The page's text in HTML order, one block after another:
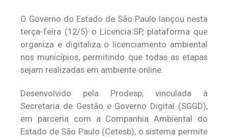
O Governo do Estado de São Paulo lançou nesta
terça-feira (12/5) o Licencia.SP, plataforma que
organiza e digitaliza o licenciamento ambiental
nos municípios, permitindo que todas as etapas
sejam realizadas em ambiente online.
Desenvolvido pela Prodesp, vinculada à
Secretaria de Gestão e Governo Digital (SGGD),
em parceria com a Companhia Ambiental do
Estado de São Paulo (Cetesb), o sistema permite